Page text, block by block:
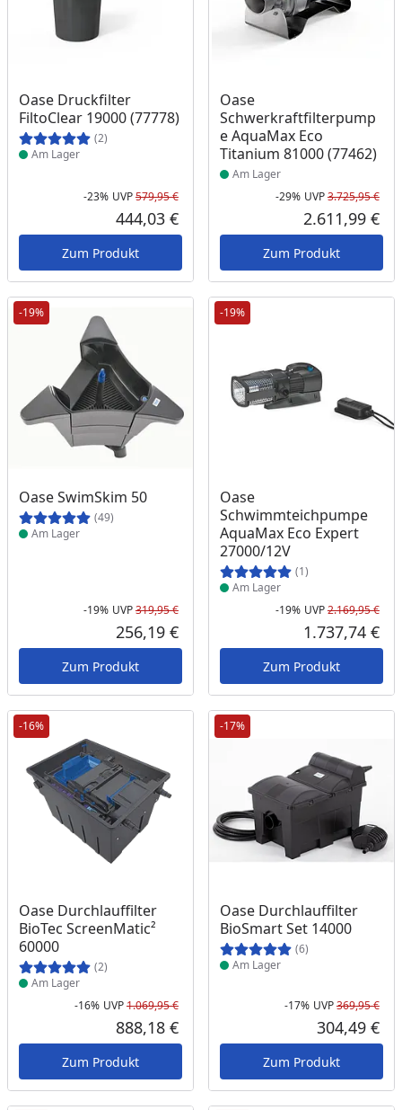
Oase Druckfilter
FiltoClear 19000 (77778)
(2)
Produkt am Lager
Am Lager
Rabatt in Prozent
-23%
Ursprünglicher Preis
UVP579,95 €
Aktueller Preis
444,03 €
Zum Produkt
Oase
Schwerkraftfilterpump
e AquaMax Eco
Titanium 81000 (77462)
Produkt am Lager
Am Lager
-29% UVP3.725,95 €
2.611,99 €
Zum Produkt
-19%
Oase SwimSkim 50
(49)
Produkt am Lager
Am Lager
Rabatt in Prozent
-19%
Ursprünglicher Preis
UVP319,95 €
Aktueller Preis
256,19 €
Zum Produkt
-19%
Oase
Schwimmteichpumpe
AquaMax Eco Expert
27000/12V
(1)
Produkt am Lager
Am Lager
-19% UVP2.169,95 €
1.737,74 €
Zum Produkt
-16%
Oase Durchlauffilter
BioTec ScreenMatic²
60000
(2)
Produkt am Lager
Am Lager
Rabatt in Prozent
-16%
Ursprünglicher Preis
UVP1.069,95 €
Aktueller Preis
888,18 €
Zum Produkt
-17%
Oase Durchlauffilter
BioSmart Set 14000
(6)
Produkt am Lager
Am Lager
-17% UVP369,95 €
304,49 €
Zum Produkt